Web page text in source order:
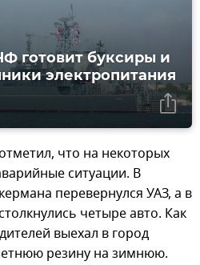
готовит буксиры и
электропитания
что на некоторых
ситуации. В
перевернулся УАЗ, а в
четыре авто. Как
выехал в город
резину на зимнюю.